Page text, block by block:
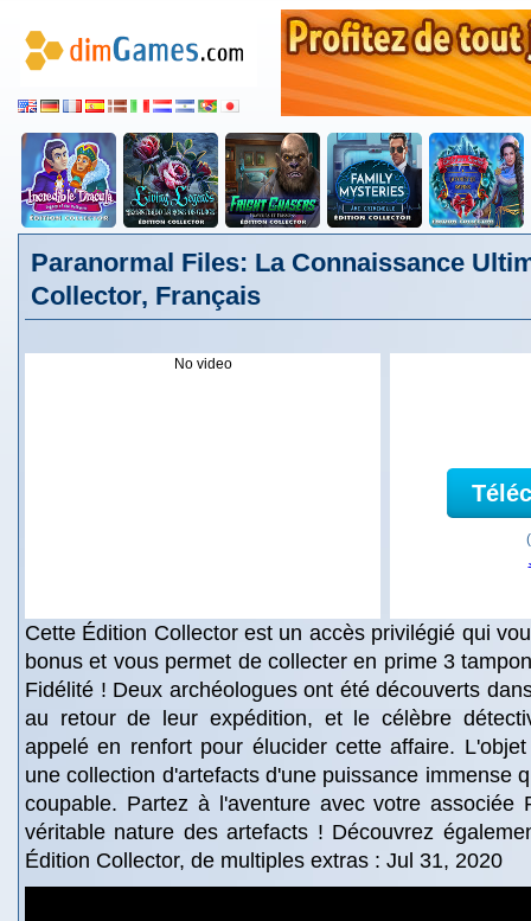
Paranormal Files: La Connaissance
Collector, Français
No video
Cette Édition Collector est un accès privilégié qui
bonus et vous permet de collecter en prime 3
Fidélité ! Deux archéologues ont été découverts
au retour de leur expédition, et le célèbre
appelé en renfort pour élucider cette affaire.
une collection d'artefacts d'une puissance immense
coupable. Partez à l'aventure avec votre associée
véritable nature des artefacts ! Découvrez
Édition Collector, de multiples extras : Jul 31, 2020